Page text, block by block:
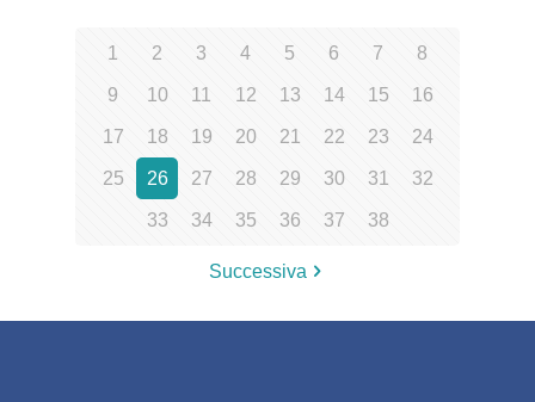
1 2 3 4 5 6 7 8
9 10 11 12 13 14 15 16
17 18 19 20 21 22 23 24
25 26 27 28 29 30 31 32
33 34 35 36 37 38
Successiva